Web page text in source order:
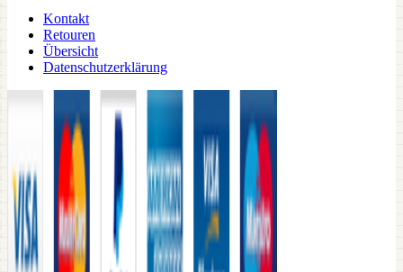
Kontakt
Retouren
Übersicht
Datenschutzerklärung